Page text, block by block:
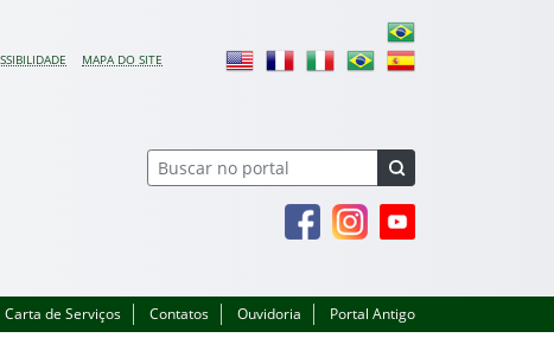
MAPA DO SITE
FacebookInstagramYoutube
Carta de Serviços Contatos Ouvidoria Portal Antigo